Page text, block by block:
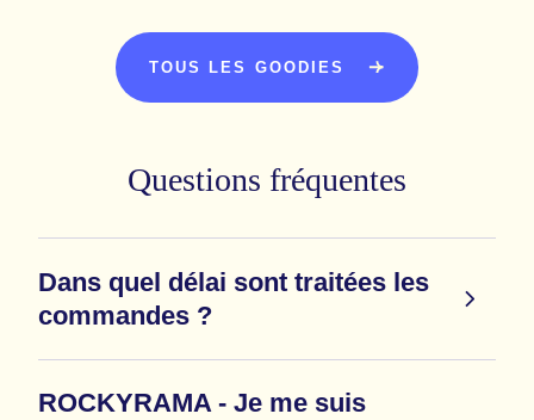
TOUS LES GOODIES
Questions fréquentes
Dans quel délai sont traitées les
commandes ?
ROCKYRAMA - Je me suis